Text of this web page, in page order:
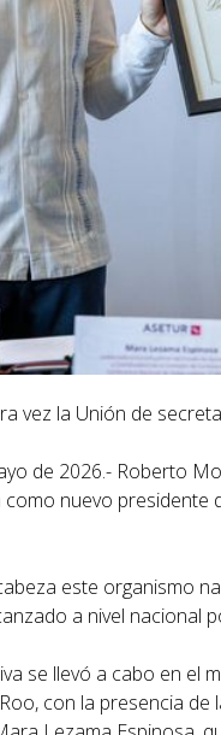
vez la Unión de
de 2026.- Roberto
nuevo presidente
este organismo
a nivel
se llevó a cabo en el
con la presencia